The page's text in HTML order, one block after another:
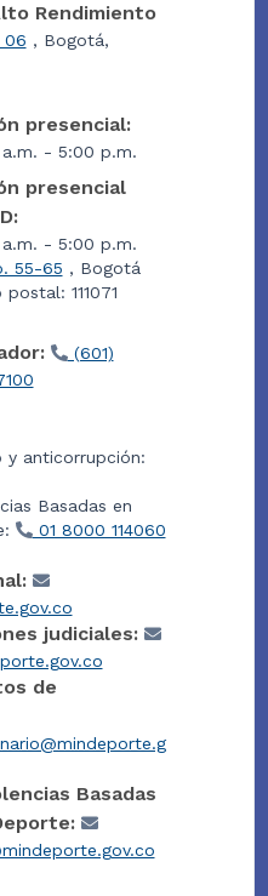
Rendimiento
06 , Bogotá,
presencial:
- 5:00 p.m.
presencial
- 5:00 p.m.
55-65 , Bogotá
111071
(601)
y anticorrupción:
Basadas en
01 8000 114060
judiciales:
de
Basadas